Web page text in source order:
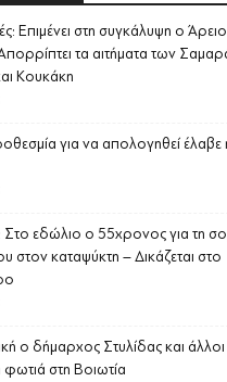
Επιμένει στη συγκάλυψη ο
τα αιτήματα των
Κουκάκη
για να απολογηθεί έλαβε
Στο εδώλιο ο 55χρονος για τη
στον καταψύκτη – Δικάζεται στο
ο δήμαρχος Στυλίδας και άλλοι
φωτιά στη Βοιωτία